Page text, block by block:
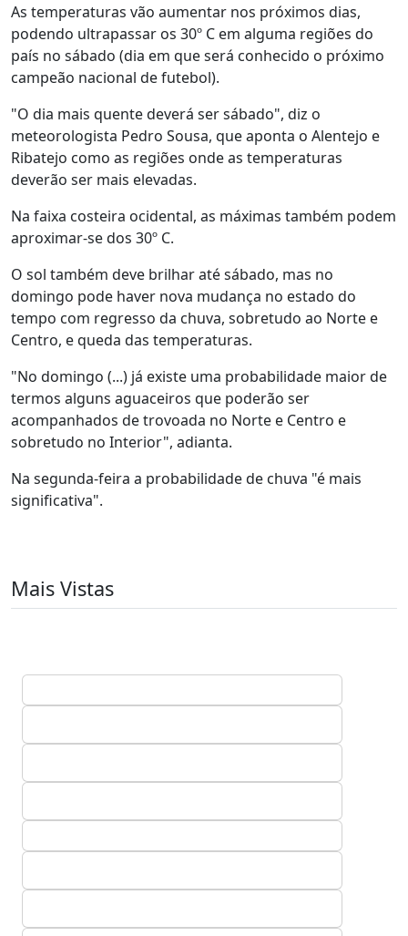
As temperaturas vão aumentar nos próximos dias,
podendo ultrapassar os 30º C em alguma regiões do
país no sábado (dia em que será conhecido o próximo
campeão nacional de futebol).
"O dia mais quente deverá ser sábado", diz o
meteorologista Pedro Sousa, que aponta o Alentejo e
Ribatejo como as regiões onde as temperaturas
deverão ser mais elevadas.
Na faixa costeira ocidental, as máximas também podem
aproximar-se dos 30º C.
O sol também deve brilhar até sábado, mas no
domingo pode haver nova mudança no estado do
tempo com regresso da chuva, sobretudo ao Norte e
Centro, e queda das temperaturas.
"No domingo (...) já existe uma probabilidade maior de
termos alguns aguaceiros que poderão ser
acompanhados de trovoada no Norte e Centro e
sobretudo no Interior", adianta.
Na segunda-feira a probabilidade de chuva "é mais
significativa".
Mais Vistas